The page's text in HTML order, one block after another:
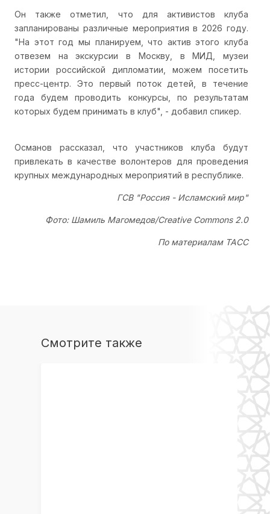
Он также отметил, что для активистов клуба
запланированы различные мероприятия в 2026 году.
"На этот год мы планируем, что актив этого клуба
отвезем на экскурсии в Москву, в МИД, музеи
истории российской дипломатии, можем посетить
пресс-центр. Это первый поток детей, в течение
года будем проводить конкурсы, по результатам
которых будем принимать в клуб", - добавил спикер.
Османов рассказал, что участников клуба будут
привлекать в качестве волонтеров для проведения
крупных международных мероприятий в республике.
ГСВ "Россия - Исламский мир"
Фото: Шамиль Магомедов/Creative Commons 2.0
По материалам ТАСС
Смотрите также